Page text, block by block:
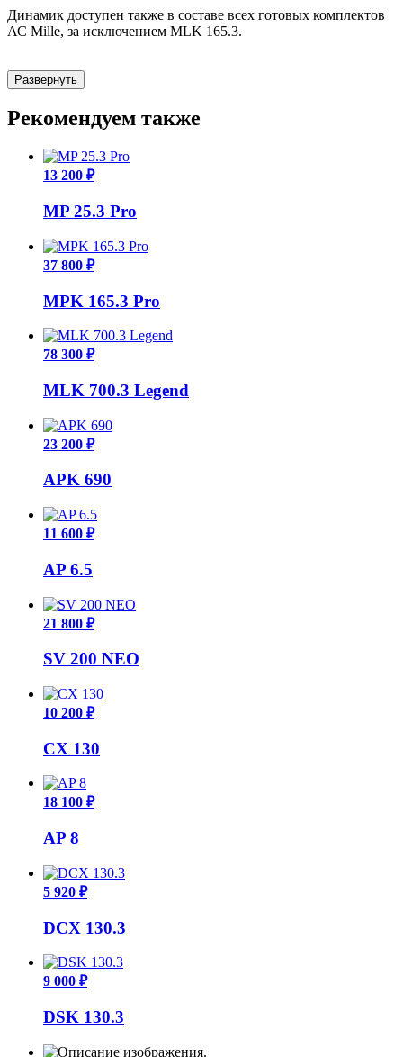
Динамик доступен также в составе всех готовых комплектов
АС Mille, за исключением MLK 165.3.
Развернуть
Рекомендуем также
13 200 ₽
MP 25.3 Pro
37 800 ₽
MPK 165.3 Pro
78 300 ₽
MLK 700.3 Legend
23 200 ₽
APK 690
11 600 ₽
AP 6.5
21 800 ₽
SV 200 NEO
10 200 ₽
CX 130
18 100 ₽
AP 8
5 920 ₽
DCX 130.3
9 000 ₽
DSK 130.3